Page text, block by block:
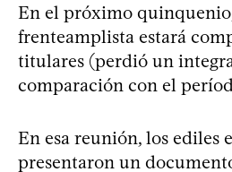
En el próximo
frenteamplista estará
titulares (perdió un
comparación con el
En esa reunión, los ediles
presentaron un